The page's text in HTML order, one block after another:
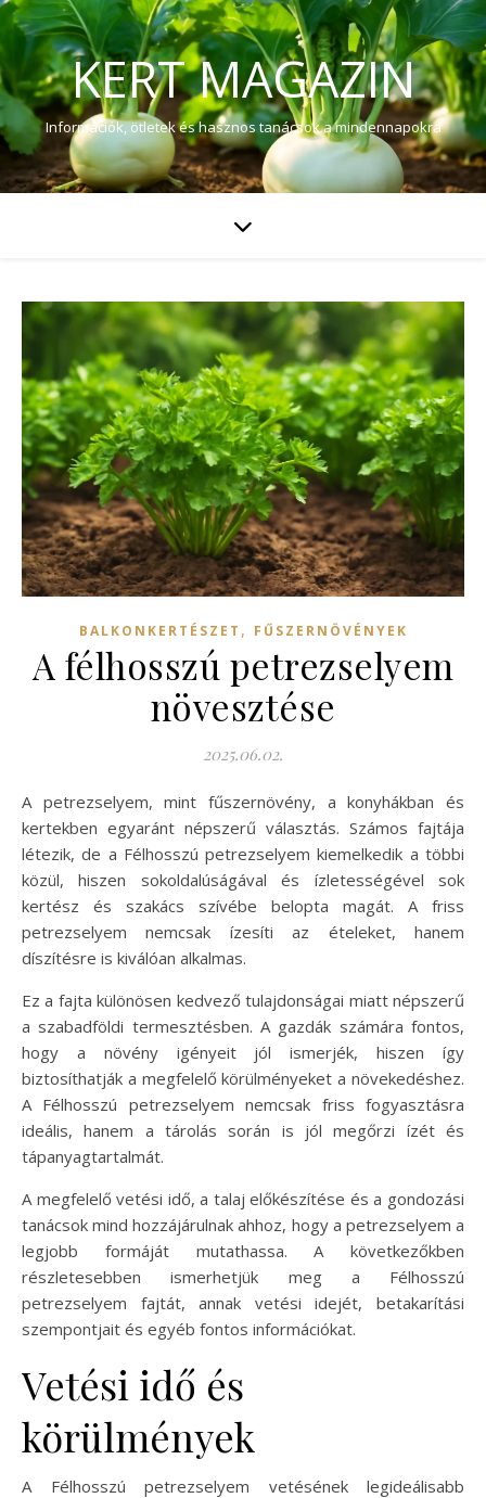
KERT MAGAZIN
Információk, ötletek és hasznos tanácsok a mindennapokra
BALKONKERTÉSZET , FŰSZERNÖVÉNYEK
A félhosszú petrezselyem
növesztése
2025.06.02.
A petrezselyem, mint fűszernövény, a konyhákban és
kertekben egyaránt népszerű választás. Számos fajtája
létezik, de a Félhosszú petrezselyem kiemelkedik a többi
közül, hiszen sokoldalúságával és ízletességével sok
kertész és szakács szívébe belopta magát. A friss
petrezselyem nemcsak ízesíti az ételeket, hanem
díszítésre is kiválóan alkalmas.
Ez a fajta különösen kedvező tulajdonságai miatt népszerű
a szabadföldi termesztésben. A gazdák számára fontos,
hogy a növény igényeit jól ismerjék, hiszen így
biztosíthatják a megfelelő körülményeket a növekedéshez.
A Félhosszú petrezselyem nemcsak friss fogyasztásra
ideális, hanem a tárolás során is jól megőrzi ízét és
tápanyagtartalmát.
A megfelelő vetési idő, a talaj előkészítése és a gondozási
tanácsok mind hozzájárulnak ahhoz, hogy a petrezselyem a
legjobb formáját mutathassa. A következőkben
részletesebben ismerhetjük meg a Félhosszú
petrezselyem fajtát, annak vetési idejét, betakarítási
szempontjait és egyéb fontos információkat.
Vetési idő és
körülmények
A Félhosszú petrezselyem vetésének legideálisabb